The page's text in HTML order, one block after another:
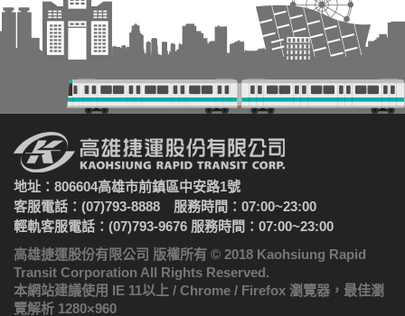
地址：806604高雄市前鎮區中安路1號
客服電話：(07)793-8888 服務時間：07:00~23:00
輕軌客服電話：(07)793-9676 服務時間：07:00~23:00
高雄捷運股份有限公司 版權所有 © 2018 Kaohsiung Rapid
Transit Corporation All Rights Reserved.
本網站建議使用 IE 11以上 / Chrome / Firefox 瀏覽器，最佳瀏
覽解析 1280×960